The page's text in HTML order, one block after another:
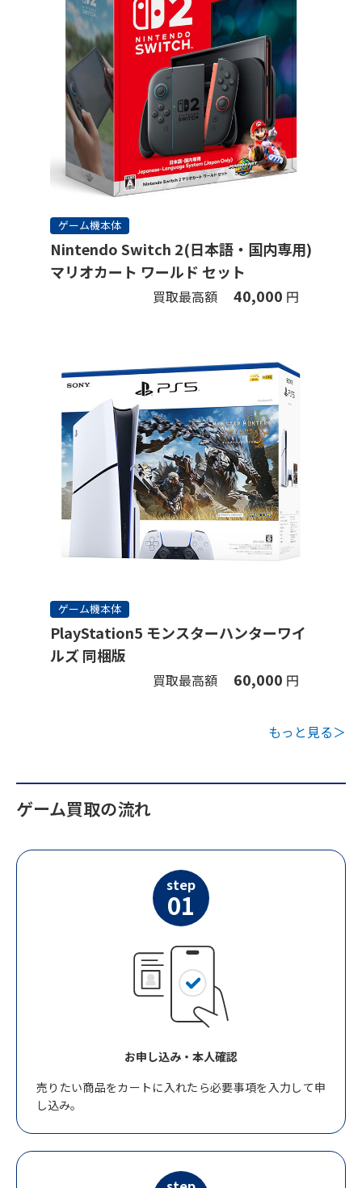
ゲーム機本体
Nintendo Switch 2(日本語・国内専用)
マリオカート ワールド セット
買取最高額 40,000 円
ゲーム機本体
PlayStation5 モンスターハンターワイ
ルズ 同梱版
買取最高額 60,000 円
もっと見る＞
ゲーム買取の流れ
step
01
お申し込み・本人確認
売りたい商品をカートに入れたら必要事項を入力して申
し込み。